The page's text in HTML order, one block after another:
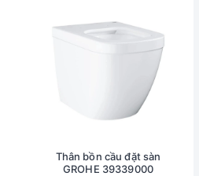
Thân bồn cầu đặt sàn
GROHE 39339000